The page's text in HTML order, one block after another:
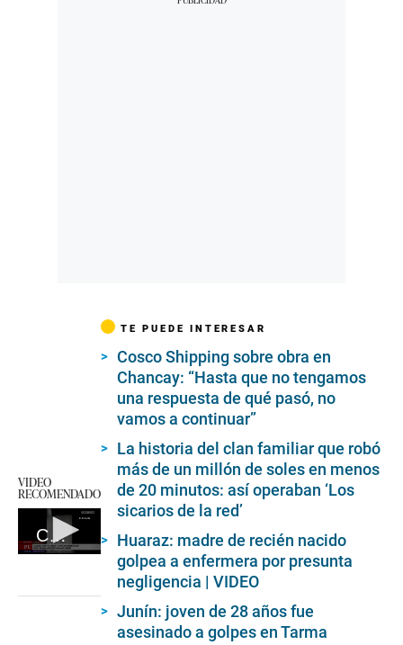
VIDEO
RECOMENDADO
Chancay: Casa tiembla debido a obras
TE PUEDE INTERESAR
Cosco Shipping sobre obra en
Chancay: “Hasta que no tengamos
una respuesta de qué pasó, no
vamos a continuar”
La historia del clan familiar que robó
más de un millón de soles en menos
de 20 minutos: así operaban ‘Los
sicarios de la red’
Huaraz: madre de recién nacido
golpea a enfermera por presunta
negligencia | VIDEO
Junín: joven de 28 años fue
asesinado a golpes en Tarma